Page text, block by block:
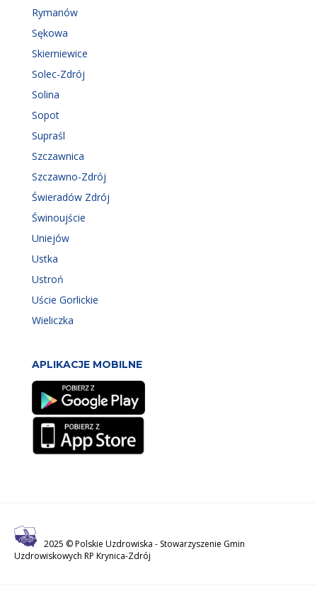
Rymanów
Sękowa
Skierniewice
Solec-Zdrój
Solina
Sopot
Supraśl
Szczawnica
Szczawno-Zdrój
Świeradów Zdrój
Świnoujście
Uniejów
Ustka
Ustroń
Uście Gorlickie
Wieliczka
APLIKACJE MOBILNE
2025 © Polskie Uzdrowiska - Stowarzyszenie Gmin
Uzdrowiskowych RP Krynica-Zdrój